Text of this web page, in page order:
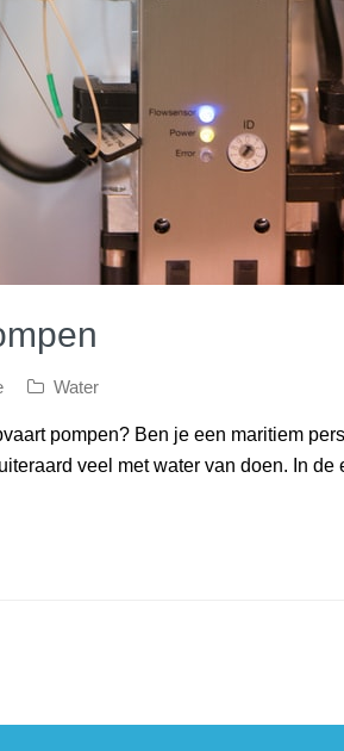
Water
pompen? Ben je een maritiem
veel met water van doen. In